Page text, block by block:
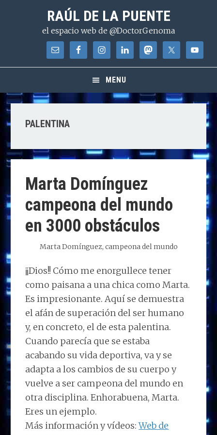
contenido
RAÚL DE LA PUENTE
el espacio web de @DoctorGenoma
MENU
PALENTINA
Marta Domínguez
campeona del mundo
en 3000 obstáculos
Marta Domínguez, campeona del mundo
¡¡Dios!! Cómo me enorgullece tener
como paisana a una chica como Marta.
Es impresionante. Aquí se demuestra
el afán de superación del ser humano
y, en concreto, el de esta palentina.
Cuando parecía que se estaba
acabando su vida deportiva, va y se
adapta a los cambios de su cuerpo y
vuelve a ser campeona del mundo en
otra disciplina. Enhorabuena, Marta.
Eres un ejemplo.
Más información y vídeos:Web de